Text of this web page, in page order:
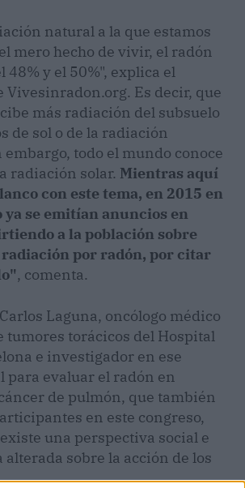
natural a la que estamos
mero hecho de vivir, el radón
48% y el 50%", explica el
Vivesinradon.org. Es decir, que
más radiación del subsuelo
de sol o de la radiación
embargo, todo el mundo conoce
radiación solar. Mientras aquí
con este tema, en 2015 en
ya se emitían anuncios en
a la población sobre
por radón, por citar
, comenta.
Laguna, oncólogo médico
tumores torácicos del Hospital
e investigador en ese
para evaluar el radón en
de pulmón, que también
en este congreso,
una perspectiva social e
sobre la acción de los